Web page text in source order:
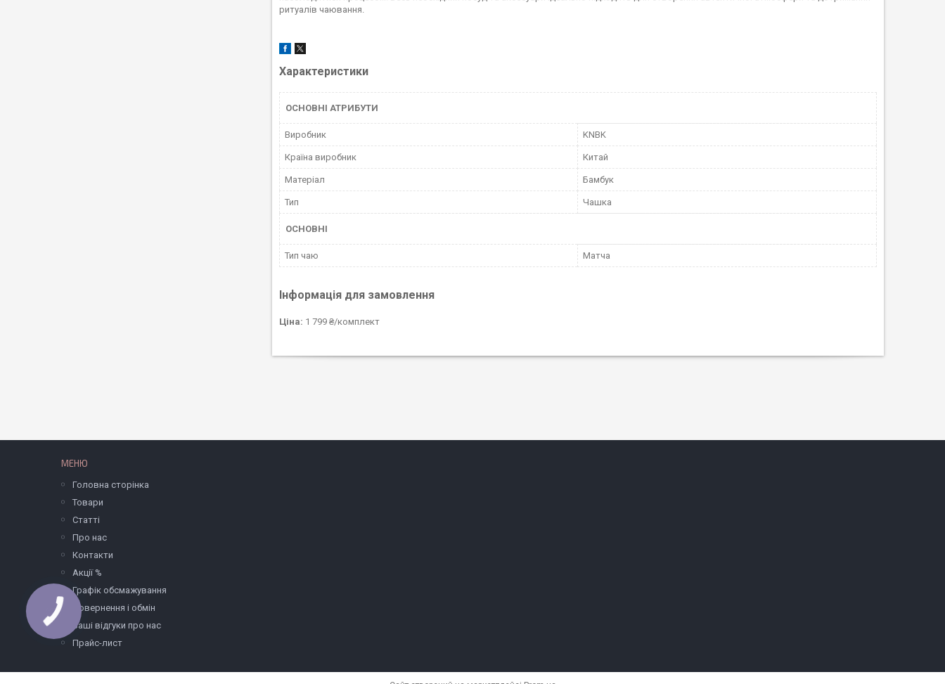
ритуалів чаювання.
Характеристики
ОСНОВНІ АТРИБУТИ
Виробник KNBK
Країна виробник Китай
Матеріал Бамбук
Тип Чашка
ОСНОВНІ
Тип чаю Матча
Інформація для замовлення
Ціна: 1 799 ₴/комплект
МЕНЮ
Головна сторінка
Товари
Статті
Про нас
Контакти
Акції %
Графік обсмажування
Повернення і обмін
Ваші відгуки про нас
Прайс-лист